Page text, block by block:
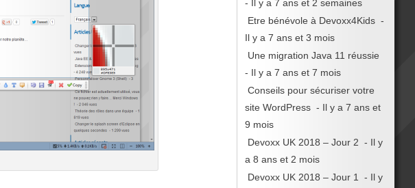
- Il y a 7 ans et 2 semaines
Etre bénévole à Devoxx4Kids -
Il y a 7 ans et 3 mois
Une migration Java 11 réussie
- Il y a 7 ans et 7 mois
Conseils pour sécuriser votre
site WordPress - Il y a 7 ans et
9 mois
Devoxx UK 2018 – Jour 2 - Il y
a 8 ans et 2 mois
Devoxx UK 2018 – Jour 1
- Il y